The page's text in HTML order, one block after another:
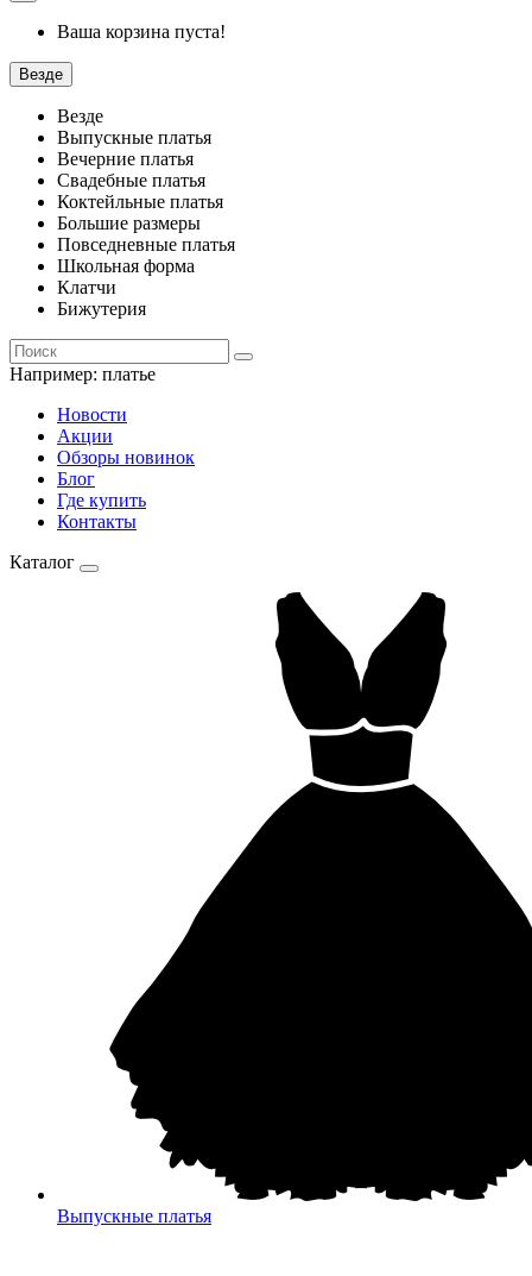
Ваша корзина пуста!
Везде
Везде
Выпускные платья
Вечерние платья
Свадебные платья
Коктейльные платья
Большие размеры
Повседневные платья
Школьная форма
Клатчи
Бижутерия
Например: платье
Новости
Акции
Обзоры новинок
Блог
Где купить
Контакты
Каталог
Выпускные платья